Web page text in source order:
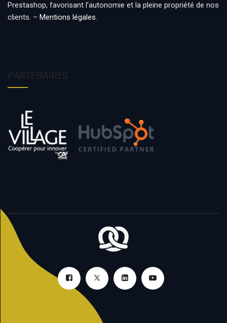
Prestashop, favorisant l’autonomie et la pleine propriété de nos
clients. – Mentions légales.